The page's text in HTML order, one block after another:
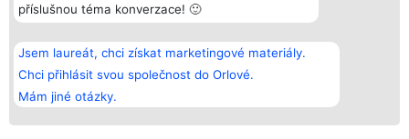
příslušnou téma konverzace! 🙂
Jsem laureát, chci získat marketingové materiály.
Chci přihlásit svou společnost do Orlové.
Mám jiné otázky.
Bright Side Solutions sp. z o.
o. sp. k.
ul. Ruska 22
Wrocław 50-079
KRS 0000749100 | Regon
381313360 | NIP 8943132676
Vítězové
Seznam všech
laureátů
Zásady
Zásady
Kontakt